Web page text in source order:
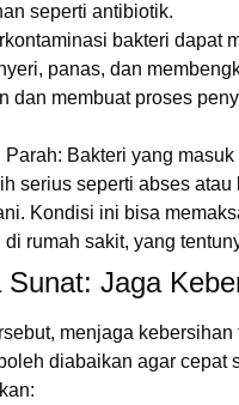
seperti antibiotik.
bakteri dapat
panas, dan
dan membuat proses
Parah: Bakteri yang
serius seperti abses atau
Kondisi ini bisa
rumah sakit, yang
Jaga
menjaga
diabaikan agar cepat